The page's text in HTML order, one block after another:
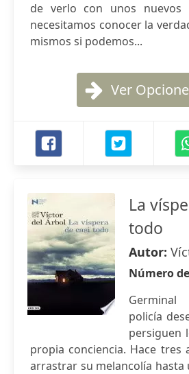
de verlo con unos nuevos
necesitamos conocer la
mismos si podemos...
Ver
La
todo
Autor:
Número
policía
persiguen
propia conciencia. Hace tres
arrastrar su melancolía hasta